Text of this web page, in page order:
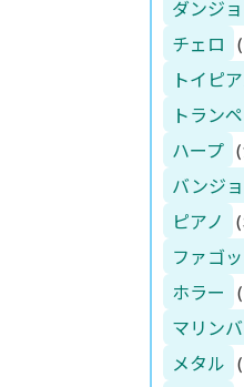
ダンジ
チェロ
トイピア
トラン
ハープ
バンジ
ピアノ
ファゴ
ホラー
マリンバ
メタル